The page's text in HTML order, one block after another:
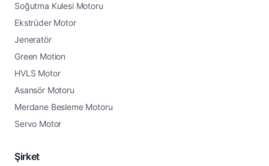
Soğutma Kulesi Motoru
Ekstrüder Motor
Jeneratör
Green Motion
HVLS Motor
Asansör Motoru
Merdane Besleme Motoru
Servo Motor
Şirket